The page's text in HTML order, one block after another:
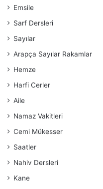
Emsile
Sarf Dersleri
Sayılar
Arapça Sayılar Rakamlar
Hemze
Harfi Cerler
Aile
Namaz Vakitleri
Cemi Mükesser
Saatler
Nahiv Dersleri
Kane